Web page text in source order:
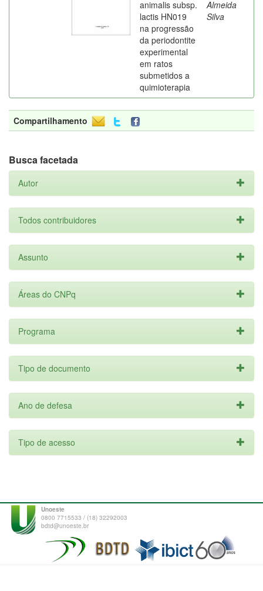
animalis subsp.
lactis HN019
na progressão
da periodontite
experimental
em ratos
submetidos a
quimioterapia
Almeida
Silva
Compartilhamento
Busca facetada
Autor
Todos contribuidores
Assunto
Áreas do CNPq
Programa
Tipo de documento
Ano de defesa
Tipo de acesso
Unoeste
0800 7715533 / (18) 32292003
bdtd@unoeste.br